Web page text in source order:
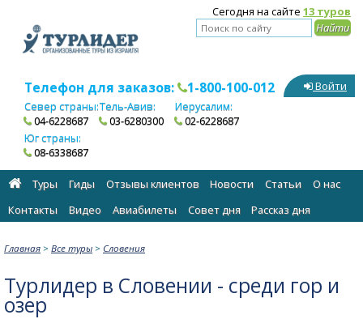
Сегодня на сайте 13 туров
Телефон для заказов: 1-800-100-012
Север страны:
04-6228687
Тель-Авив:
03-6280300
Иерусалим:
02-6228687
Юг страны:
08-6338687
Войти
Туры Гиды Отзывы клиентов Новости Статьи
О нас
Контакты
Видео Авиабилеты Cовет дня Рассказ дня
Главная > Все туры > Словения
Турлидер в Словении - среди гор и
озер